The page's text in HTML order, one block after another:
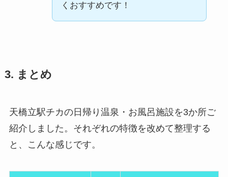
くおすすめです！
3. まとめ
天橋立駅チカの日帰り温泉・お風呂施設を3か所ご
紹介しました。それぞれの特徴を改めて整理する
と、こんな感じです。